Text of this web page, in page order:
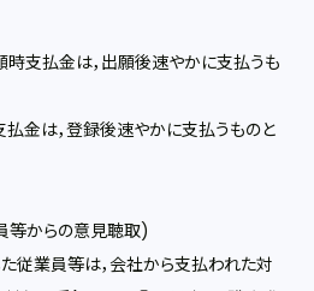
支払金は，出願後速やかに支払うも
金は，登録後速やかに支払うものと
等からの意見聴取)
業員等は，会社から支払われた対